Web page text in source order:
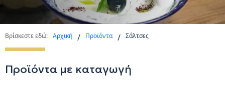
Βρίσκεστε εδώ: Αρχική / Προϊόντα / Σάλτσες
Προϊόντα με καταγωγή